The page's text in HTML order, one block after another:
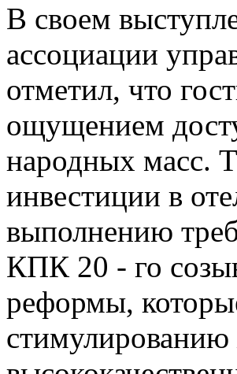
В своем
ассоциации
отметил, что
ощущением
народных масс.
инвестиции в
выполнению
КПК 20 - го
реформы,